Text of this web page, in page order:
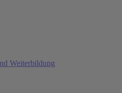
Weiterbildung